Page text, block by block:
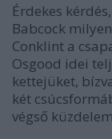
Érdekes
Babcock
Conklint a
Osgood idei
kettejüket,
két
végső